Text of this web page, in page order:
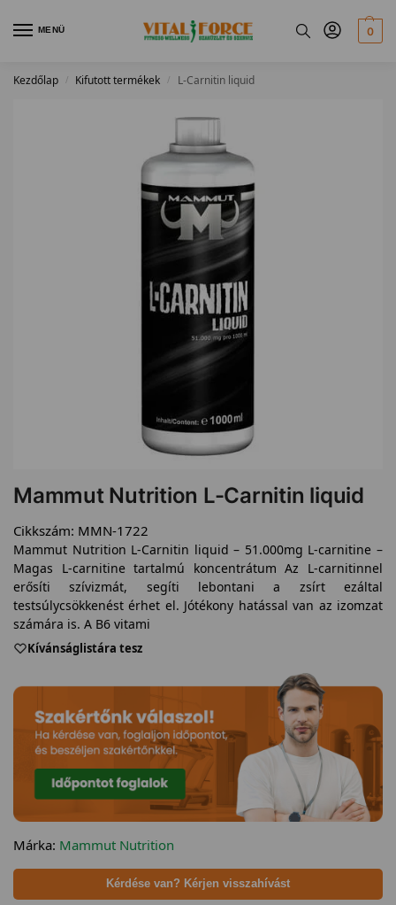
MENÜ 0
Kezdőlap / Kifutott termékek / L-Carnitin liquid
Mammut Nutrition L-Carnitin liquid
Cikkszám: MMN-1722
Mammut Nutrition L-Carnitin liquid – 51.000mg L-carnitine –
Magas L-carnitine tartalmú koncentrátum Az L-carnitinnel
erősíti szívizmát, segíti lebontani a zsírt ezáltal
testsúlycsökkenést érhet el. Jótékony hatással van az izomzat
számára is. A B6 vitami
Kívánságlistára tesz
Márka: Mammut Nutrition
Kérdése van? Kérjen visszahívást